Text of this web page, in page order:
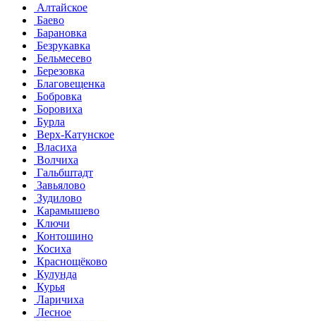
Алтайское
Баево
Барановка
Безрукавка
Бельмесево
Березовка
Благовещенка
Бобровка
Боровиха
Бурла
Верх-Катунское
Власиха
Волчиха
Гальбштадт
Завьялово
Зудилово
Карамышево
Ключи
Контошино
Косиха
Краснощёково
Кулунда
Курья
Ларичиха
Лесное